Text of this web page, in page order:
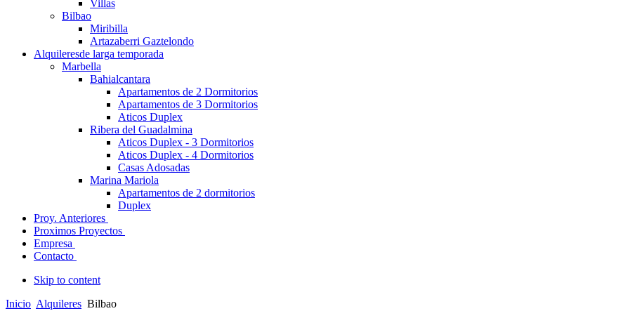
Villas
Bilbao
Miribilla
Artazaberri Gaztelondo
Alquileresde larga temporada
Marbella
Bahialcantara
Apartamentos de 2 Dormitorios
Apartamentos de 3 Dormitorios
Aticos Duplex
Ribera del Guadalmina
Aticos Duplex - 3 Dormitorios
Aticos Duplex - 4 Dormitorios
Casas Adosadas
Marina Mariola
Apartamentos de 2 dormitorios
Duplex
Proy. Anteriores
Proximos Proyectos
Empresa
Contacto
Skip to content
Inicio Alquileres Bilbao